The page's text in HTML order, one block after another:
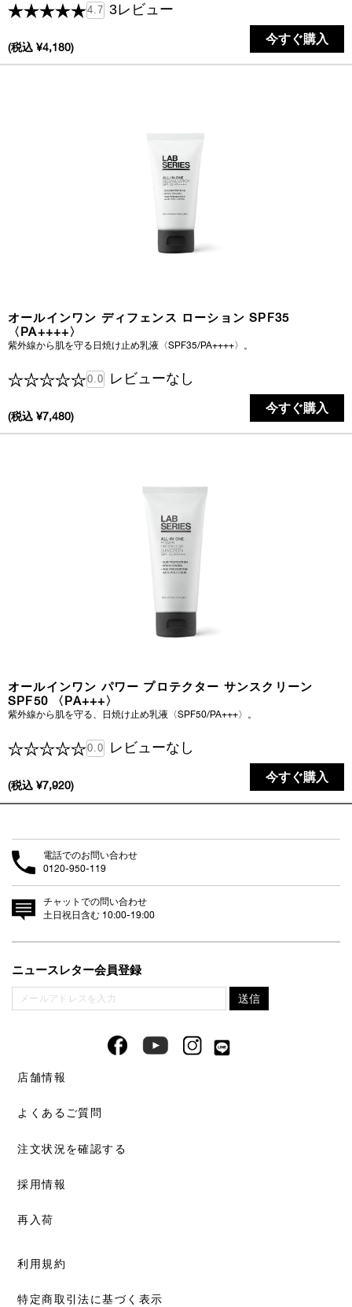
4.7 3レビュー
(税込 ¥4,180)
今すぐ購入
オールインワン ディフェンス ローション SPF35
〈PA++++〉
紫外線から肌を守る日焼け止め乳液〈SPF35/PA++++〉。
0.0 レビューなし
(税込 ¥7,480)
今すぐ購入
オールインワン パワー プロテクター サンスクリーン
SPF50 〈PA+++〉
紫外線から肌を守る、日焼け止め乳液〈SPF50/PA+++〉。
0.0 レビューなし
(税込 ¥7,920)
今すぐ購入
電話でのお問い合わせ
0120-950-119
チャットでの問い合わせ
土日祝日含む 10:00-19:00
ニュースレター会員登録
店舗情報
よくあるご質問
注文状況を確認する
採用情報
再入荷
利用規約
特定商取引法に基づく表示